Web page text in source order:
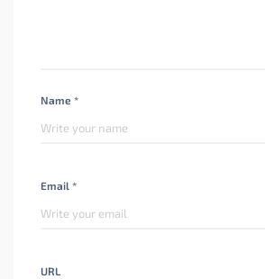
Name *
Email *
URL